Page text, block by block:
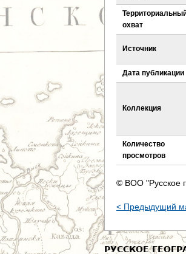
с
ь
охват
Источник
Дата публикации
Коллекция
Количество
просмотров
© ВОО "Русское
< Предыдущий
РУССКОЕ